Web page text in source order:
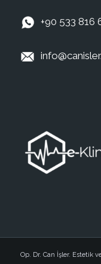
+90 533 816
Op. Dr. Can İşler. Estetik